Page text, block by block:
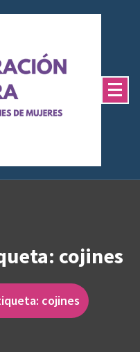
cojines
cojines